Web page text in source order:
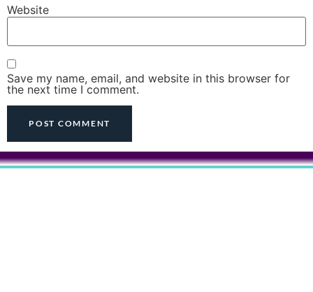
Website
Save my name, email, and website in this browser for
the next time I comment.